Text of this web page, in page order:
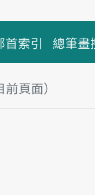
首索引 總筆畫
頁面）